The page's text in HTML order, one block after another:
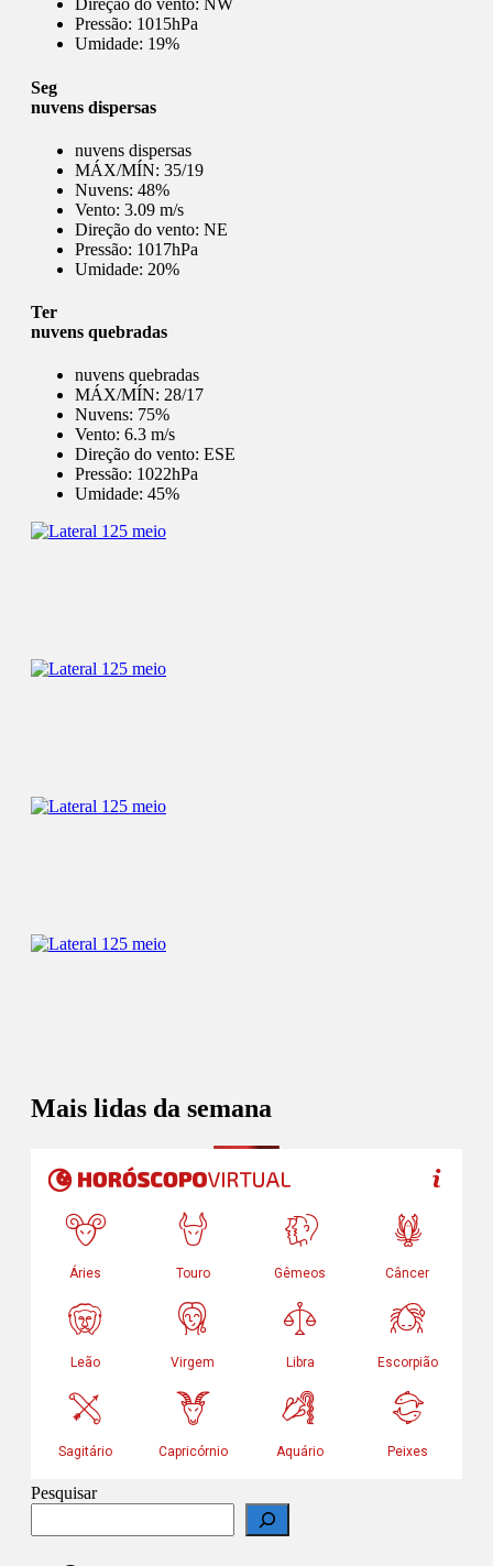
Direção do vento: NW
Pressão: 1015hPa
Umidade: 19%
Seg
nuvens dispersas
nuvens dispersas
MÁX/MÍN: 35/19
Nuvens: 48%
Vento: 3.09 m/s
Direção do vento: NE
Pressão: 1017hPa
Umidade: 20%
Ter
nuvens quebradas
nuvens quebradas
MÁX/MÍN: 28/17
Nuvens: 75%
Vento: 6.3 m/s
Direção do vento: ESE
Pressão: 1022hPa
Umidade: 45%
Mais lidas da semana
Pesquisar